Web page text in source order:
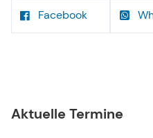
Facebook
Aktuelle Termine